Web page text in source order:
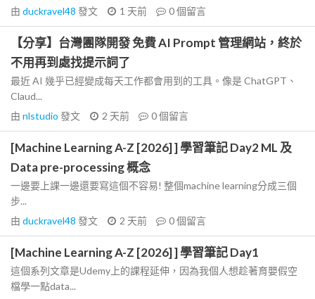
由 duckravel48 發文 1 天前 0個留言
【分享】台灣團隊開發 免費 AI Prompt 管理網站，終於
不用再到處找提示詞了
最近 AI 幾乎已經變成每天工作都會用到的工具。像是 ChatGPT、
Claud...
由 nlstudio 發文 2 天前 0個留言
[Machine Learning A-Z [2026] ] 學習筆記 Day2 ML 及
Data pre-processing 概念
一邊要上課一邊還要寫這個不容易! 整個machine learning分成三個
步...
由 duckravel48 發文 2 天前 0個留言
[Machine Learning A-Z [2026] ] 學習筆記 Day1
這個系列文章是Udemy上的課程延伸，因為我個人想趁著育嬰假空
檔學一點data...